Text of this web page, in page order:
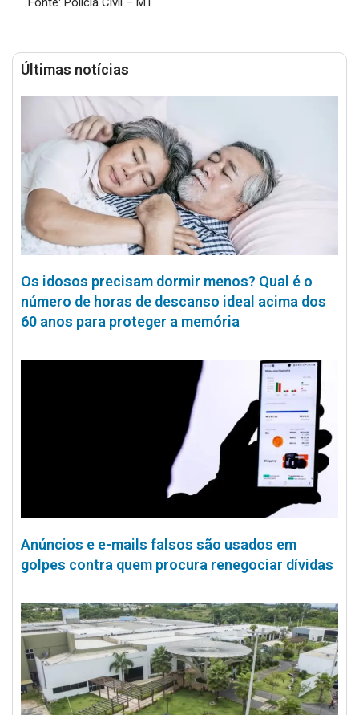
Últimas notícias
Os idosos precisam dormir menos? Qual é o
número de horas de descanso ideal acima dos
60 anos para proteger a memória
Anúncios e e-mails falsos são usados em
golpes contra quem procura renegociar dívidas